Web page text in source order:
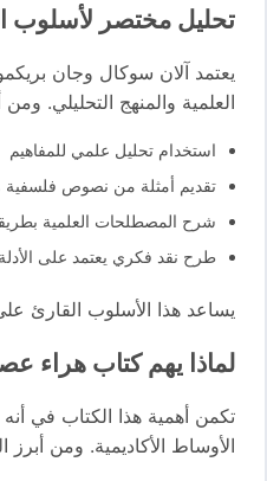
تحليل مختصر لأسلوب
يعتمد آلان سوكال وجان
العلمية والمنهج التحليلي.
استخدام تحليل علمي للمفاهيم
تقديم أمثلة من نصوص فلسفية
شرح المصطلحات العلمية
طرح نقد فكري يعتمد على الأدلة
يساعد هذا الأسلوب القارئ
لماذا يهم كتاب هراء
تكمن أهمية هذا الكتاب في
الأوساط الأكاديمية. ومن أبرز